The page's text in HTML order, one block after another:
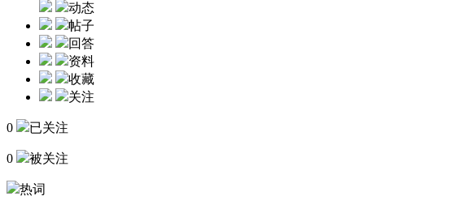
动态
帖子
回答
资料
收藏
关注
0 已关注
0 被关注
热词